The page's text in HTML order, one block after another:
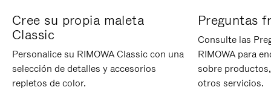
Cree su propia maleta
Classic
Personalice su RIMOWA Classic con una
selección de detalles y accesorios
repletos de color.
Preguntas
Consulte las
RIMOWA para
sobre
otros servicios.